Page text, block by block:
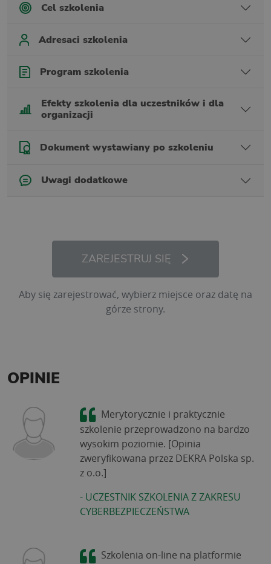
Cel szkolenia
Adresaci szkolenia
Program szkolenia
Efekty szkolenia dla uczestników i dla
organizacji
Dokument wystawiany po szkoleniu
Uwagi dodatkowe
ZAREJESTRUJ SIĘ
Aby się zarejestrować, wybierz miejsce oraz datę na
górze strony.
OPINIE
Merytorycznie i praktycznie
szkolenie przeprowadzono na bardzo
wysokim poziomie. [Opinia
zweryfikowana przez DEKRA Polska sp.
z o.o.]
- UCZESTNIK SZKOLENIA Z ZAKRESU
CYBERBEZPIECZEŃSTWA
Szkolenia on-line na platformie